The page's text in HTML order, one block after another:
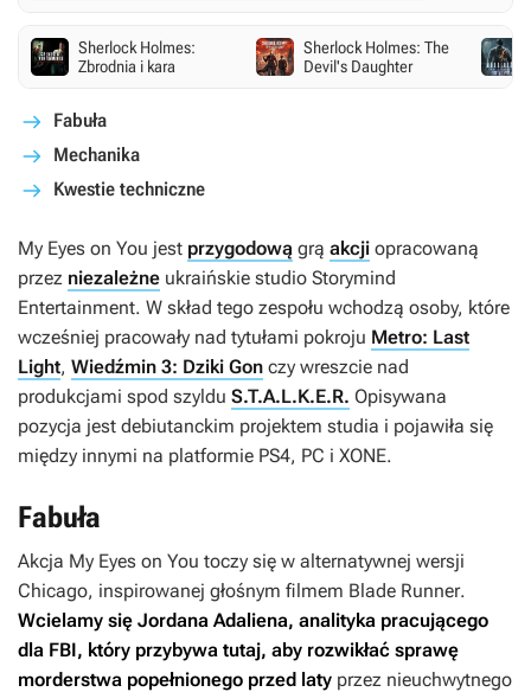
Sherlock Holmes:
Zbrodnia i kara
Sherlock Holmes: The
Devil's Daughter
Fabuła
Mechanika
Kwestie techniczne
My Eyes on You jest przygodową grą akcji opracowaną
przez niezależne ukraińskie studio Storymind
Entertainment. W skład tego zespołu wchodzą osoby, które
wcześniej pracowały nad tytułami pokroju Metro: Last
Light, Wiedźmin 3: Dziki Gon czy wreszcie nad
produkcjami spod szyldu S.T.A.L.K.E.R. Opisywana
pozycja jest debiutanckim projektem studia i pojawiła się
między innymi na platformie PS4, PC i XONE.
Fabuła
Akcja My Eyes on You toczy się w alternatywnej wersji
Chicago, inspirowanej głośnym filmem Blade Runner.
Wcielamy się Jordana Adaliena, analityka pracującego
dla FBI, który przybywa tutaj, aby rozwikłać sprawę
morderstwa popełnionego przed laty przez nieuchwytnego